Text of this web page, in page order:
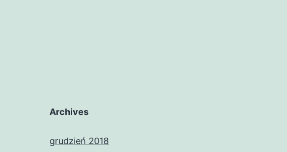
Archives
grudzień 2018